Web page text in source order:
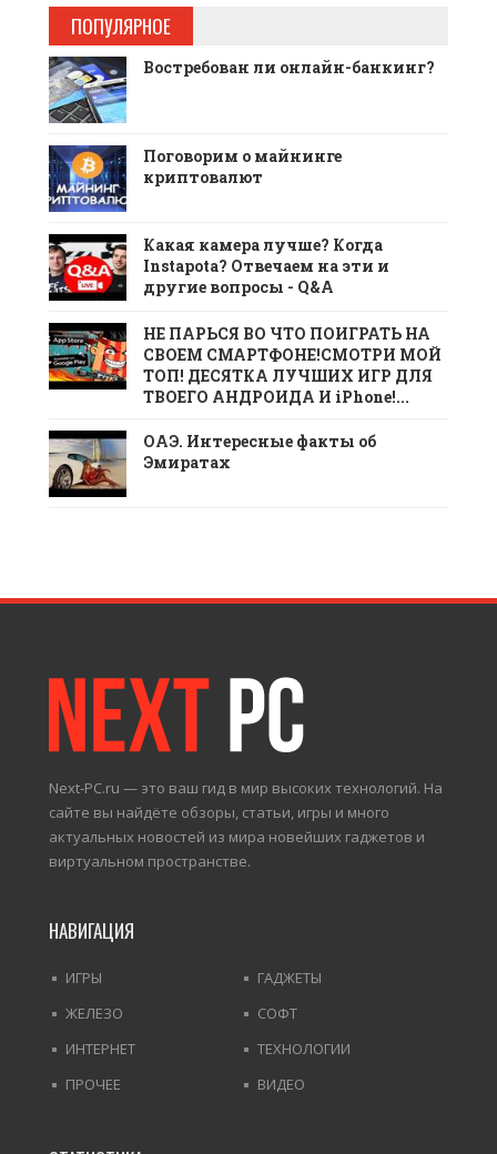
ПОПУЛЯРНОЕ
Востребован ли онлайн-банкинг?
Поговорим о майнинге
криптовалют
Какая камера лучше? Когда
Instapota? Отвечаем на эти и
другие вопросы - Q&A
НЕ ПАРЬСЯ ВО ЧТО ПОИГРАТЬ НА
СВОЕМ СМАРТФОНЕ!СМОТРИ МОЙ
ТОП! ДЕСЯТКА ЛУЧШИХ ИГР ДЛЯ
ТВОЕГО АНДРОИДА И iPhone!...
ОАЭ. Интересные факты об
Эмиратах
Next-PC.ru — это ваш гид в мир высоких технологий. На
сайте вы найдёте обзоры, статьи, игры и много
актуальных новостей из мира новейших гаджетов и
виртуальном пространстве.
НАВИГАЦИЯ
ИГРЫ
ГАДЖЕТЫ
ЖЕЛЕЗО
СОФТ
ИНТЕРНЕТ
ТЕХНОЛОГИИ
ПРОЧЕЕ
ВИДЕО